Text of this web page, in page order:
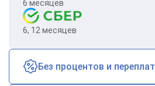
6 месяцев
6, 12 месяцев
Без процентов и переплат